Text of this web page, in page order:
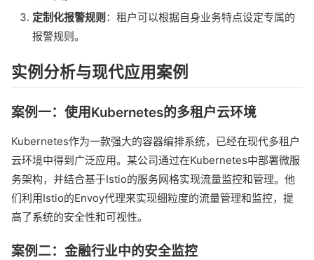
定制化报警规则 ：租户可以根据自身业务特点设定专属的
报警规则。
实例分析与现代应用案例
案例一：使用Kubernetes的多租户云环境
Kubernetes作为一款强大的容器编排系统，已经在现代多租户
云环境中得到广泛应用。某公司通过在Kubernetes中部署微服
务架构，并结合基于Istio的服务网格实现流量监控和管理。他
们利用Istio的Envoy代理来实现细粒度的流量管理和监控，提
高了系统的安全性和可视性。
案例二：金融行业中的安全监控